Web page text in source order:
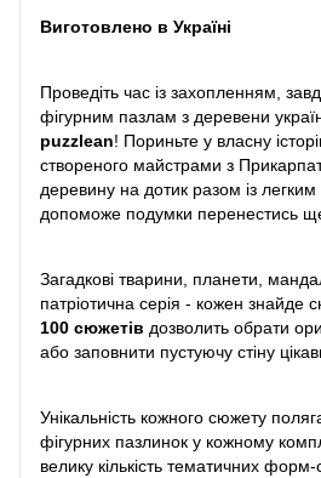
Виготовлено в Україні
Проведіть час із захопленням,
фігурним пазлам з деревени
puzzlean! Пориньте у власну
створеного майстрами з
деревину на дотик разом із
допоможе подумки перенестись
Загадкові тварини, планети,
патріотична серія - кожен знайде
100 сюжетів дозволить обрати
або заповнити пустуючу стіну
Унікальність кожного сюжету
фігурних пазлинок у кожному
велику кількість тематичних форм-